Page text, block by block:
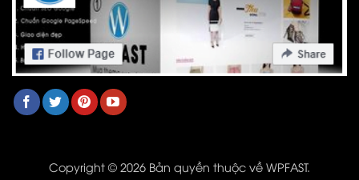
Copyright © 2026 Bản quyền thuộc về WPFAST.